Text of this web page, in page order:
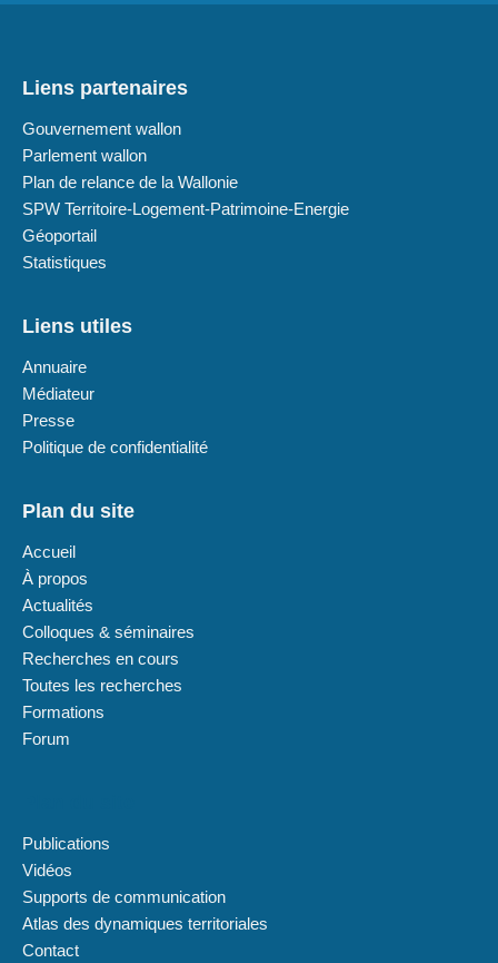
Liens partenaires
Gouvernement wallon
Parlement wallon
Plan de relance de la Wallonie
SPW Territoire-Logement-Patrimoine-Energie
Géoportail
Statistiques
Liens utiles
Annuaire
Médiateur
Presse
Politique de confidentialité
Plan du site
Accueil
À propos
Actualités
Colloques & séminaires
Recherches en cours
Toutes les recherches
Formations
Forum
Publications
Vidéos
Supports de communication
Atlas des dynamiques territoriales
Contact